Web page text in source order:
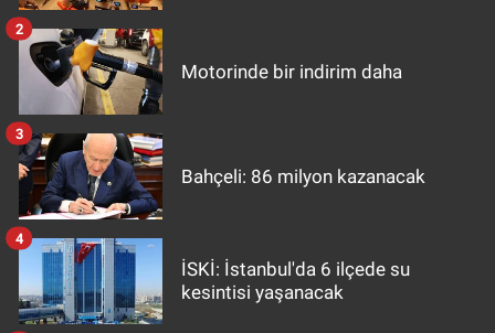
Motorinde bir indirim daha
2
Bahçeli: 86 milyon kazanacak
3
İSKİ: İstanbul'da 6 ilçede su
kesintisi yaşanacak
4